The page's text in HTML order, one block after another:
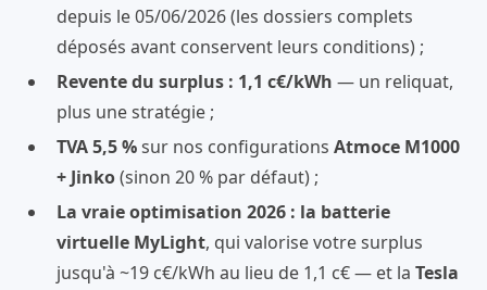
depuis le 05/06/2026 (les dossiers complets
déposés avant conservent leurs conditions) ;
Revente du surplus : 1,1 c€/kWh — un reliquat,
plus une stratégie ;
TVA 5,5 %sur nos configurations Atmoce M1000
+ Jinko(sinon 20 % par défaut) ;
La vraie optimisation 2026 : la batterie
virtuelle MyLight, qui valorise votre surplus
jusqu'à ~19 c€/kWh au lieu de 1,1 c€ — et la Tesla